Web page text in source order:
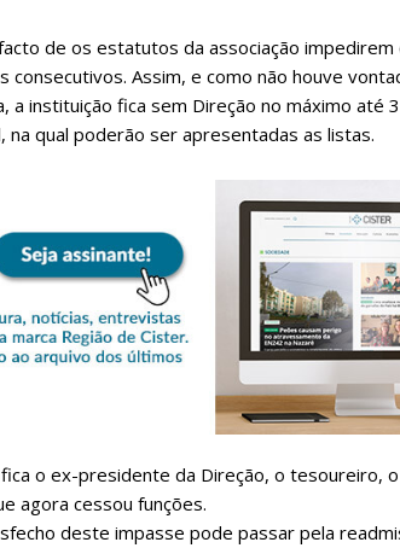
Planos
Faça-se assinante do Região de
Sendo assinante terá acesso a
Escolha o plano
ASSINATURA
32€
de os estatutos da associação impedirem
consecutivos. Assim, e como não houve
a instituição fica sem Direção no máximo até
na qual poderão ser apresentadas as listas.
o ex-presidente da Direção, o tesoureiro,
agora cessou funções.
deste impasse pode passar pela